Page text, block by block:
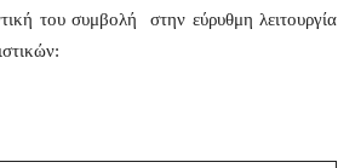
του συμβολή στην εύρυθμη λειτουργία